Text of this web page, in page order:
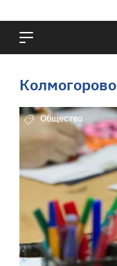
Колмогорово
Общество